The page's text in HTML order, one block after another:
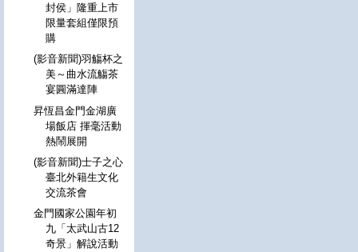
封侯」隆重上市
限量套組僅限預
購
(影音新聞)羽觴杯之
美～曲水流觴茶
宴圓滿達陣
昇恆昌金門金湖廣
場飯店 揮毫活動
熱鬧展開
(影音新聞)士子之心
臺北外籍生文化
交流茶會
金門國家公園年初
九「太武山古12
奇景」解說活動